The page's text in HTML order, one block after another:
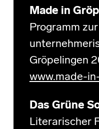
Made in
Programm
Gröpelingen
www.made-
Das Grüne
Literarischer